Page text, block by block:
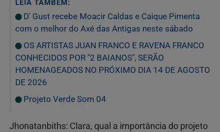
LEIA TAMBÉM:
D' Gust recebe Moacir Caldas e Caique Pimenta
com o melhor do Axé das Antigas neste sábado
OS ARTISTAS JUAN FRANCO E RAVENA FRANCO
CONHECIDOS POR "2 BAIANOS", SERÃO
HOMENAGEADOS NO PRÓXIMO DIA 14 DE AGOSTO
DE 2026
Projeto Verde Som 04
Jhonatanbiths: Clara, qual a importância do projeto